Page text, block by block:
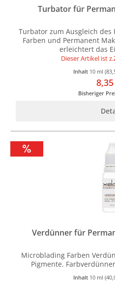
Turbator für
Turbator zum Ausgleich
Farben und Permanent
erleichtert das
Dieser Artikel ist
Inhalt 10 ml
Bisheriger
Verdünner für
Microblading Farben
Pigmente.
Inhalt 10 ml